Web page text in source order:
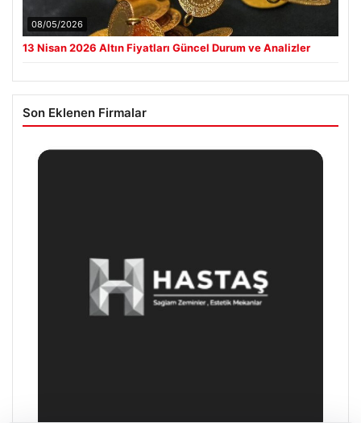
08/05/2026
13 Nisan 2026 Altın Fiyatları Güncel Durum ve Analizler
Son Eklenen Firmalar